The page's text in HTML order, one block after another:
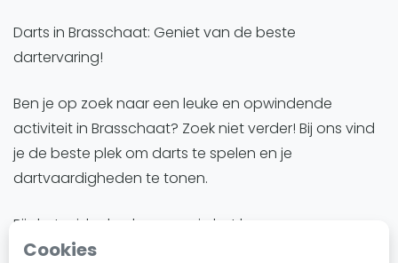
Cookies
Video's
Agenda
Regionale toernooien
Competitie
Ranglijsten
Darts in Brasschaat: Geniet van de beste
dartervaring!
Ben je op zoek naar een leuke en opwindende
activiteit in Brasschaat? Zoek niet verder! Bij ons vind
je de beste plek om darts te spelen en je
dartvaardigheden te tonen.
Bij dartsgids.nl geloven we in het leveren van een
uitzonderlijke dartervaring voor beginners en ervaren